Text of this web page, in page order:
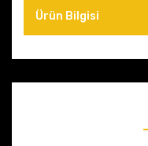
Ürün Bilgisi